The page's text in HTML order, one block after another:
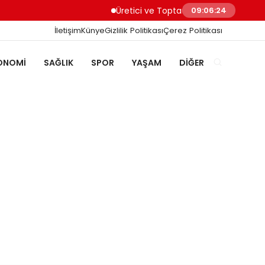
Üretici ve Toptancılar Dijital Sipariş
09:06:25
İletişimKünyeGizlilik PolitikasıÇerez Politikası
SAĞLIK SPOR YAŞAM DIĞER